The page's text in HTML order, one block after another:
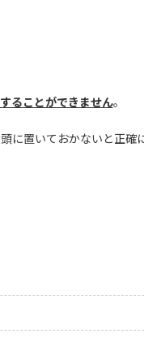
ることができません。
に置いておかないと正確